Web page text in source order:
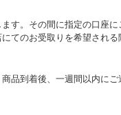
す。その間に指定の口座
てのお受取りを希望される
品到着後、一週間以内にご